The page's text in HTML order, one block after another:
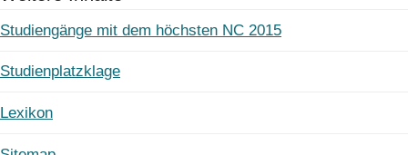
Studiengänge mit dem höchsten NC 2015
Studienplatzklage
Lexikon